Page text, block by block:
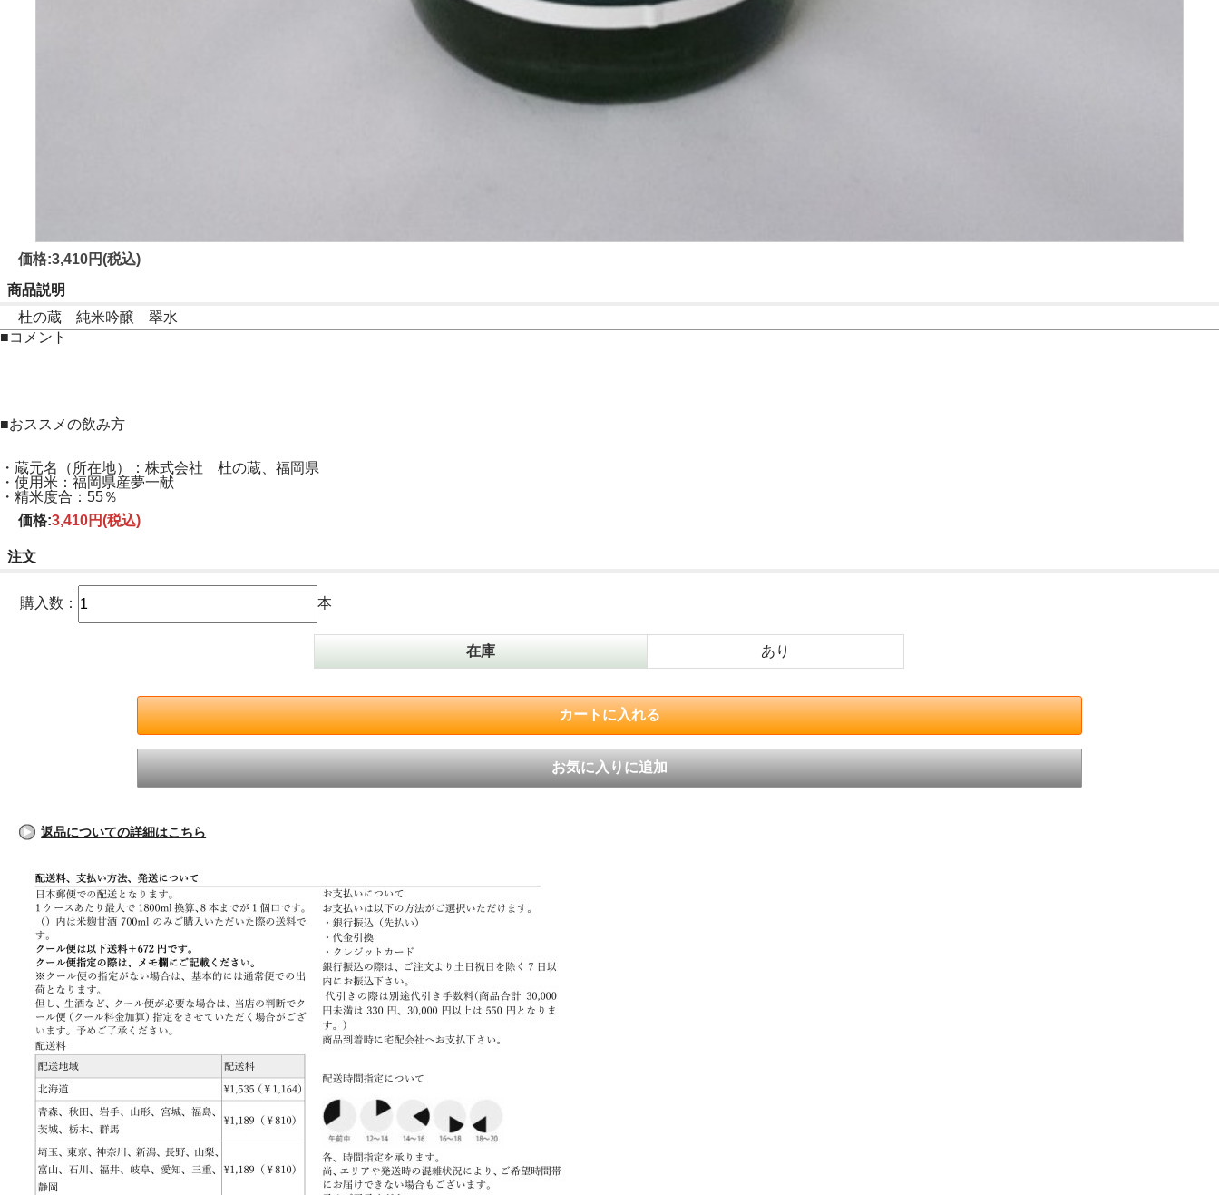
価格:3,410円(税込)
商品説明
杜の蔵 純米吟醸 翠水
■コメント
■おススメの飲み方
・蔵元名（所在地）：株式会社 杜の蔵、福岡県
・使用米：福岡県産夢一献
・精米度合：55％
価格:3,410円(税込)
注文
購入数： 本
在庫 あり
返品についての詳細はこちら